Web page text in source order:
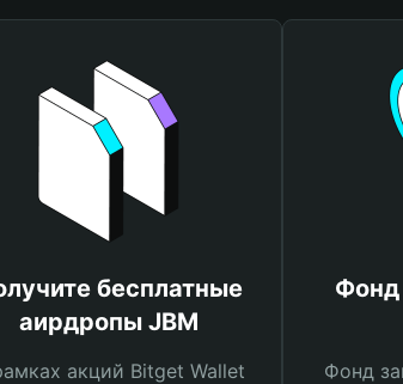
бесплатные
аирдропы JBM
акций Bitget Wallet
Фонд